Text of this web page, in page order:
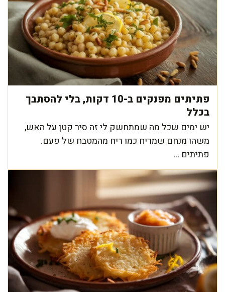
פתיתים מפנקים ב-10 דקות, בלי להסתבך
בכלל
יש ימים שכל מה שמתחשק לי זה סיר קטן על האש,
משהו מנחם שמריח כמו ריח מהמטבח של פעם.
פתיתים ...